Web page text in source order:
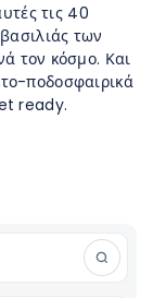
τις 40
των
τον κόσμο. Και
ποδοσφαιρικά
ready.